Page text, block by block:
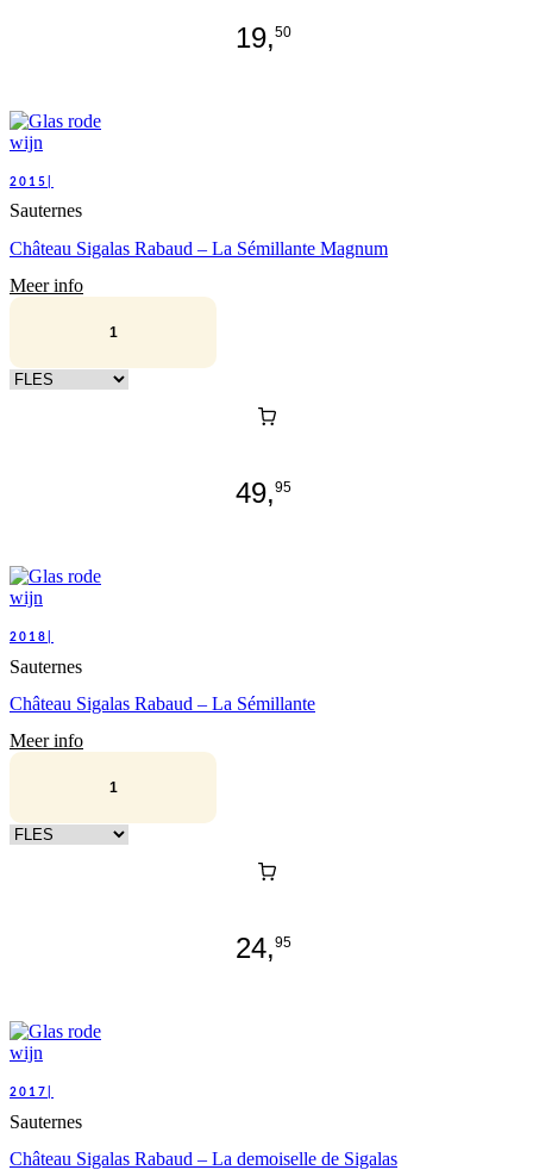
19,50
2015|
Sauternes
Château Sigalas Rabaud – La Sémillante Magnum
Meer info
Kies verpakking
49,95
2018|
Sauternes
Château Sigalas Rabaud – La Sémillante
Meer info
Kies verpakking
24,95
2017|
Sauternes
Château Sigalas Rabaud – La demoiselle de Sigalas